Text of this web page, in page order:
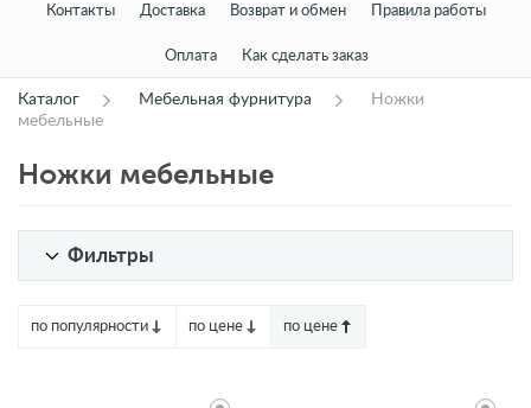
Контакты Доставка Возврат и обмен Правила работы
Оплата Как сделать заказ
Каталог Мебельная фурнитура
Ножки
мебельные
Ножки мебельные
Фильтры
по популярности по цене по цене